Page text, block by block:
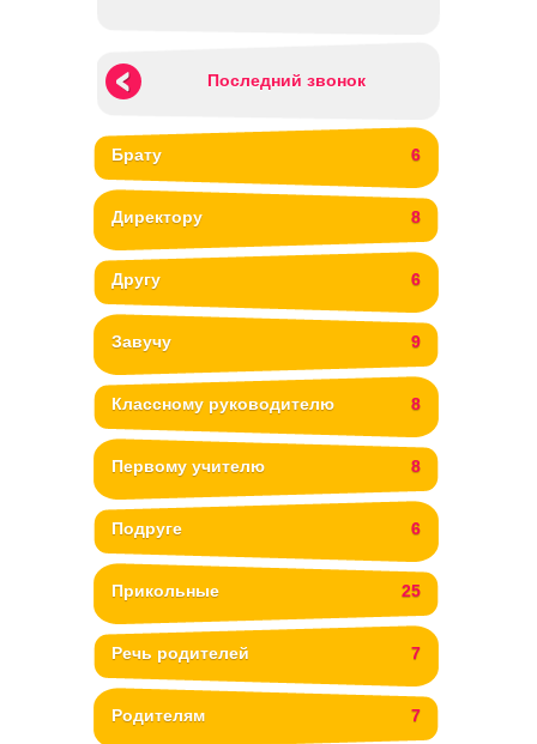
Последний звонок
Брату 6
Директору 8
Другу 6
Завучу 9
Классному руководителю 8
Первому учителю 8
Подруге 6
Прикольные 25
Речь родителей 7
Родителям 7